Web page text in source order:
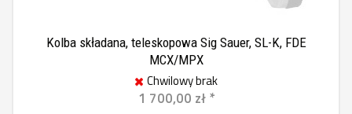
Kolba składana, teleskopowa Sig Sauer, SL-K, FDE
MCX/MPX
Chwilowy brak
1 700,00 zł *